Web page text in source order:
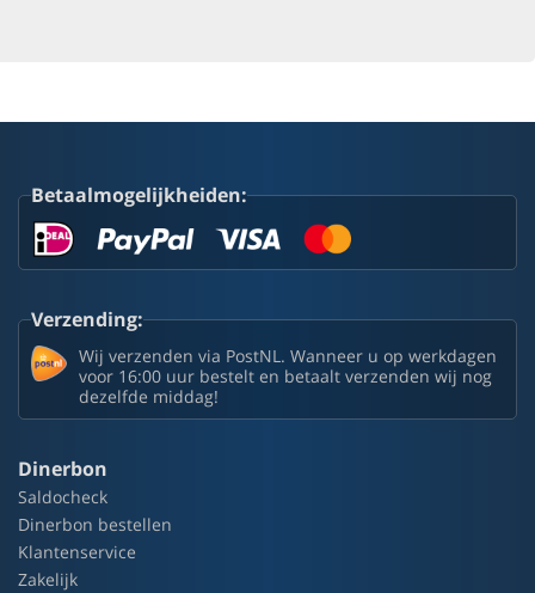
Betaalmogelijkheiden:
Verzending:
Wij verzenden via PostNL. Wanneer u op werkdagen
voor 16:00 uur bestelt en betaalt verzenden wij nog
dezelfde middag!
Dinerbon
Saldocheck
Dinerbon bestellen
Klantenservice
Zakelijk